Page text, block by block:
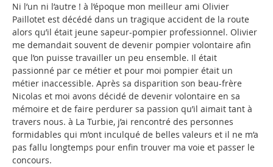
Ni l’un ni l’autre ! à l’époque mon meilleur ami Olivier
Paillotet est décédé dans un tragique accident de la route
alors qu’il était jeune sapeur-pompier professionnel. Olivier
me demandait souvent de devenir pompier volontaire afin
que l’on puisse travailler un peu ensemble. Il était
passionné par ce métier et pour moi pompier était un
métier inaccessible. Après sa disparition son beau-frère
Nicolas et moi avons décidé de devenir volontaire en sa
mémoire et de faire perdurer sa passion qu’il aimait tant à
travers nous. à La Turbie, j’ai rencontré des personnes
formidables qui m’ont inculqué de belles valeurs et il ne m’a
pas fallu longtemps pour enfin trouver ma voie et passer le
concours.